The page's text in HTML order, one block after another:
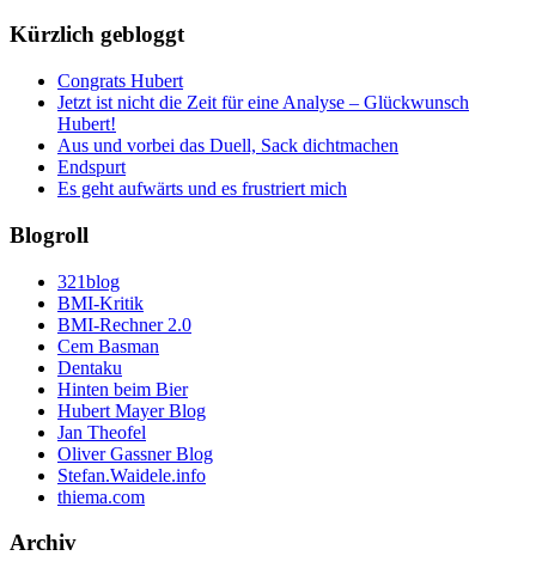
Kürzlich gebloggt
Congrats Hubert
Jetzt ist nicht die Zeit für eine Analyse – Glückwunsch
Hubert!
Aus und vorbei das Duell, Sack dichtmachen
Endspurt
Es geht aufwärts und es frustriert mich
Blogroll
321blog
BMI-Kritik
BMI-Rechner 2.0
Cem Basman
Dentaku
Hinten beim Bier
Hubert Mayer Blog
Jan Theofel
Oliver Gassner Blog
Stefan.Waidele.info
thiema.com
Archiv